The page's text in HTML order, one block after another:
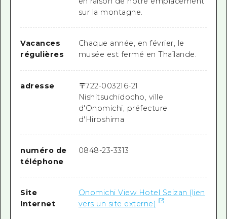
sur la montagne.
Vacances
régulières
Chaque année, en février, le
musée est fermé en Thaïlande.
adresse 〒722-003216-21
Nishitsuchidocho, ville
d'Onomichi, préfecture
d'Hiroshima
numéro de
téléphone
0848-23-3313
Site
Internet
Onomichi View Hotel Seizan (lien
vers un site externe)